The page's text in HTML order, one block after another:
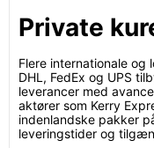
Private
Flere internationale og
DHL, FedEx og UPS
leverancer med
aktører som Kerry
indenlandske pakker
leveringstider og